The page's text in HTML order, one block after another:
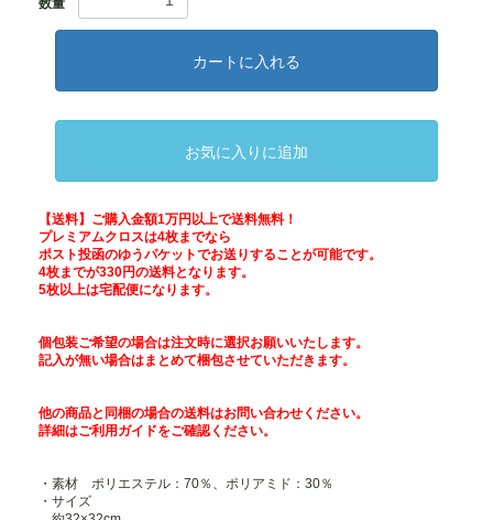
数量
カートに入れる
お気に入りに追加
【送料】ご購入金額1万円以上で送料無料！
プレミアムクロスは4枚までなら
ポスト投函のゆうパケットでお送りすることが可能です。
4枚までが330円の送料となります。
5枚以上は宅配便になります。
個包装ご希望の場合は注文時に選択お願いいたします。
記入が無い場合はまとめて梱包させていただきます。
他の商品と同梱の場合の送料はお問い合わせください。
詳細はご利用ガイドをご確認ください。
・素材 ポリエステル：70％、ポリアミド：30％
・サイズ